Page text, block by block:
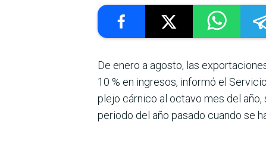
De enero a agosto, las
10 % en ingre­sos, informó el
plejo cárnico al octavo mes del
periodo del año pasado cuando se